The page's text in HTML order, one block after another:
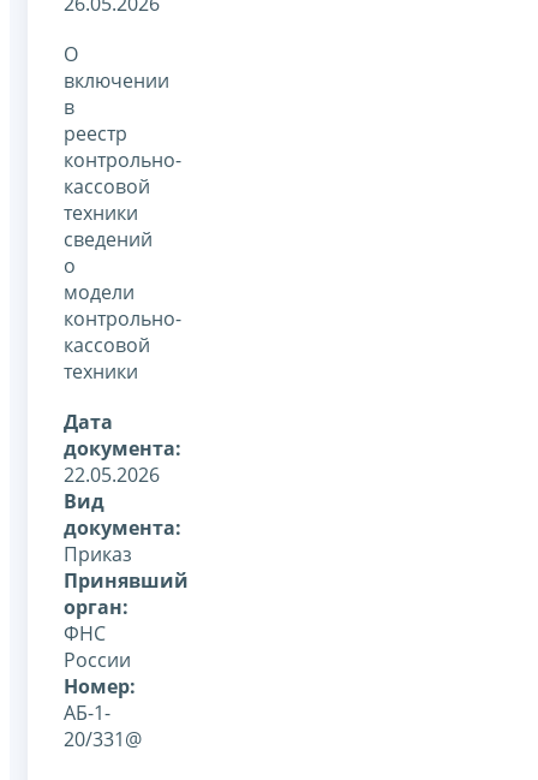
О
включении
в
реестр
контрольно-
кассовой
техники
сведений
о
модели
контрольно-
кассовой
техники
Дата
документа:
22.05.2026
Вид
документа:
Приказ
Принявший
орган:
ФНС
России
Номер:
АБ-1-
20/331@